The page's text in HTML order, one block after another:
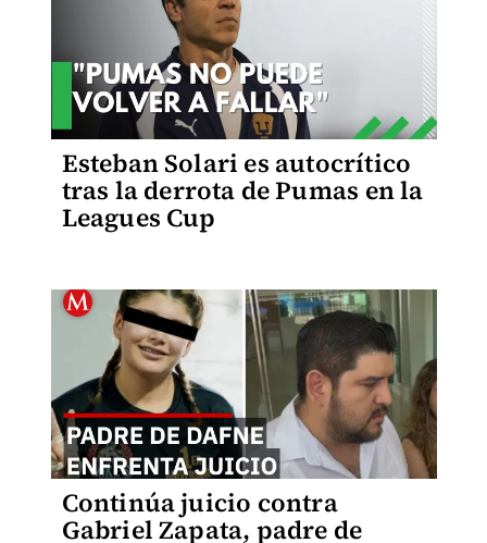
Esteban Solari es autocrítico
tras la derrota de Pumas en la
Leagues Cup
Continúa juicio contra
Gabriel Zapata, padre de